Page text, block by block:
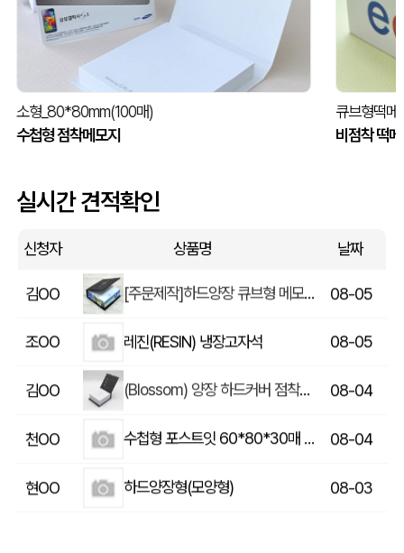
소형_80*80mm(100매)
수첩형 점착메모지
큐브형떡메
비점착 떡
실시간 견적확인
신청자 상품명 날짜
옥OO
김OO 08-05
조OO 레진(RESIN) 냉장고자석 08-05
김OO 08-04
천OO 수첩형 포스트잇 60*80*30매 (★260804-3000) 08-04
현OO 하드양장형(모양형) 08-03
권OO 점착 메모지 (70*75mm/20매) 07-31